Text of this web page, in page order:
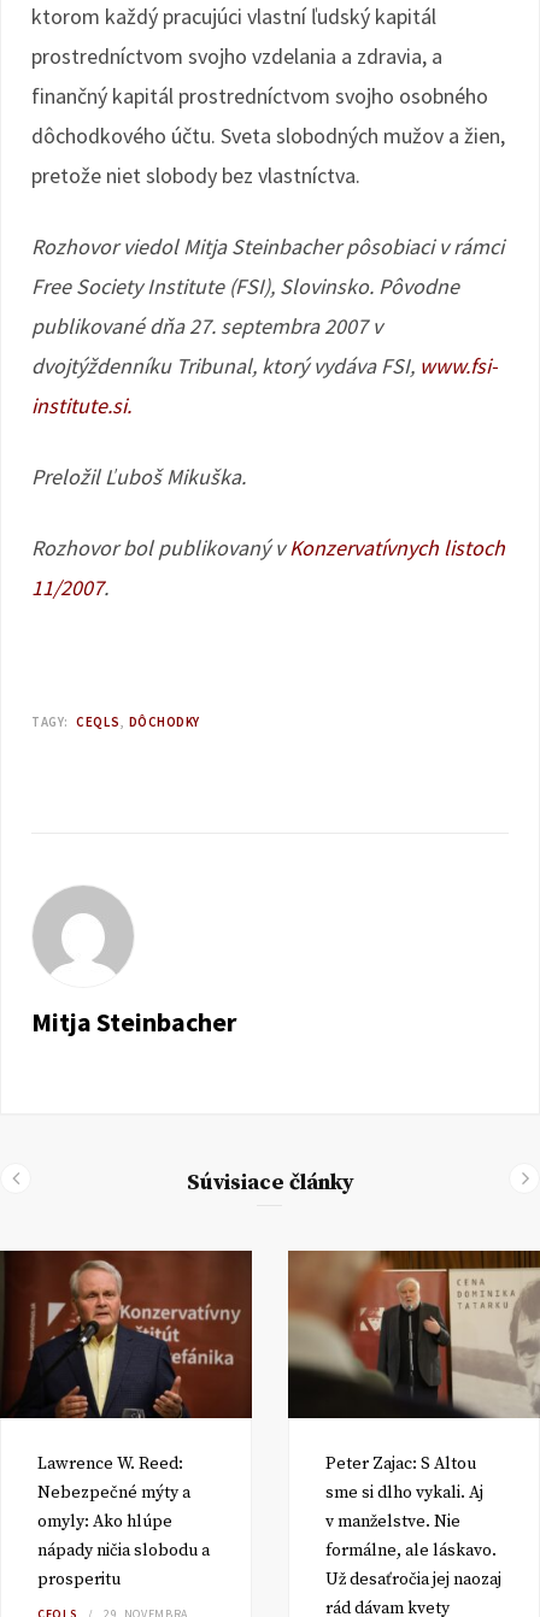
ktorom každý pracujúci vlastní ľudský kapitál
prostredníctvom svojho vzdelania a zdravia, a
finančný kapitál prostredníctvom svojho osobného
dôchodkového účtu. Sveta slobodných mužov a žien,
pretože niet slobody bez vlastníctva.
Rozhovor viedol Mitja Steinbacher pôsobiaci v rámci
Free Society Institute (FSI), Slovinsko. Pôvodne
publikované dňa 27. septembra 2007 v
dvojtýždenníku Tribunal, ktorý vydáva FSI, www.fsi-
institute.si.
Preložil Ľuboš Mikuška.
Rozhovor bol publikovaný vKonzervatívnych listoch
11/2007.
TAGY: CEQLS DÔCHODKY
Mitja Steinbacher
Súvisiace články
Lawrence W. Reed:
Nebezpečné mýty a
omyly: Ako hlúpe
nápady ničia slobodu a
prosperitu
Peter Zajac: S Altou
sme si dlho vykali. Aj
v manželstve. Nie
formálne, ale láskavo.
Už desaťročia jej naozaj
rád dávam kvety